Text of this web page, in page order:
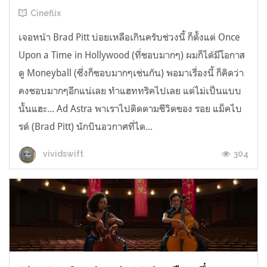
Cineflix
เจอหน้า Brad Pitt บ่อยเหลือเกินครับช่วงนี้ ก็ตั้งแต่ Once
Upon a Time in Hollywood (ที่ชอบมากๆ) ผมก็ได้มีโอกาส
ดู Moneyball (ซึ่งก็ชอบมากๆเช่นกัน) พอมาเรื่องนี้ ก็คิดว่า
คงชอบมากๆอีกแน่เลย ทำแฮททริคไปเลย แต่ไม่เป็นแบบ
นั้นแฮะ... Ad Astra พาเราไปติดตามชีวิตของ รอย แม็คไบ
รด์ (Brad Pitt) นักบินอวกาศที่ได...
vividswift 304